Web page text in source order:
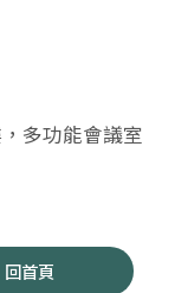
多功能會議室
回首頁